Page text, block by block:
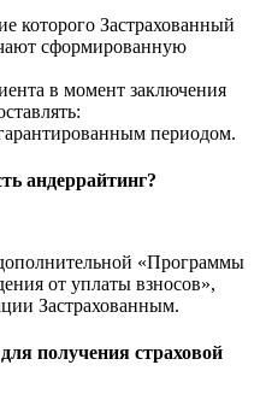
которого Застрахованный
сформированную
в момент заключения
периодом.
андеррайтинг?
«Программы
от уплаты взносов»,
Застрахованным.
получения страховой